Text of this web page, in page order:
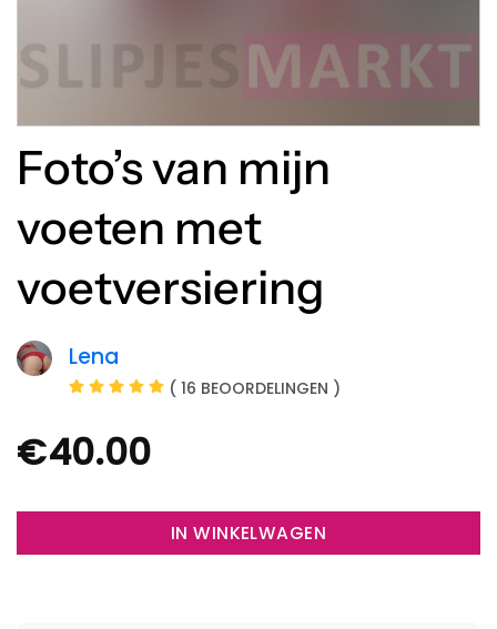
Foto’s van mijn
voeten met
voetversiering
Lena
( 16 BEOORDELINGEN )
€40.00
IN WINKELWAGEN